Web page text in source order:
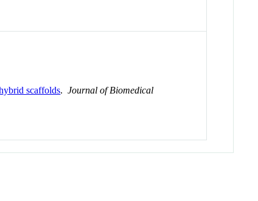
scaffolds.Journal of Biomedical